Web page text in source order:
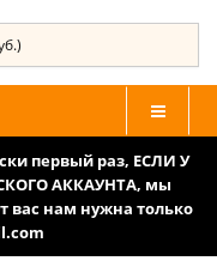
первый раз, ЕСЛИ У
АККАУНТА, мы
вас нам нужна только